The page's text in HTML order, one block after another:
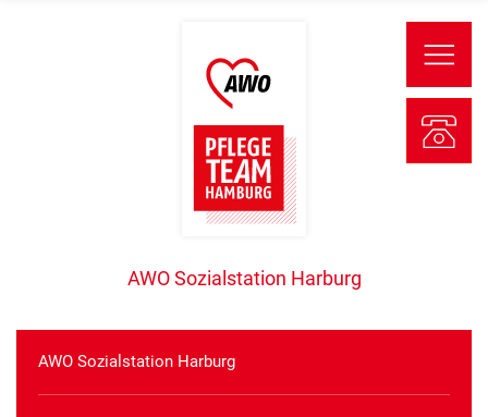
AWO Sozialstation Harburg
AWO Sozialstation Harburg